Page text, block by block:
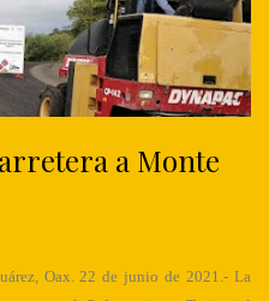
a Monte
Oax. 22 de junio de 2021.- La